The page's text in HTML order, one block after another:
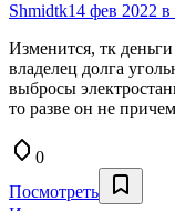
Shmidtk14 фев 2022 в
Изменится, тк
владелец долга
выбросы
то разве он не
0
Посмотреть